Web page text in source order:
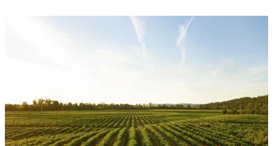
カテゴリで選ぶ